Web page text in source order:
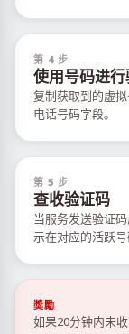
第 4 步
使用号码进
复制获取到的虚
电话号码字段。
第 5 步
查收验证码
当服务发送验证
示在对应的活跃号
獎勵
如果20分钟内未